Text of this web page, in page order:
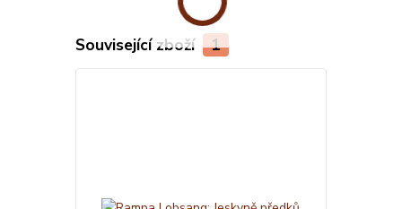
Související zboží 1